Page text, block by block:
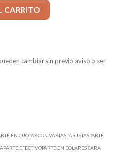
(Hélices Opuestas)
CARRITO
cambiar sin previo aviso o ser
EN CUOTAS CON VARIAS TARJETASPARTE
EFECTIVOPARTE EN DOLARES CARA